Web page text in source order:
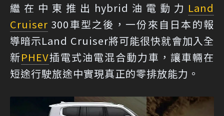
繼在中東推出hybrid油電動力 Land
Cruiser 300車型之後，一份來自日本的報
導暗示Land Cruiser將可能很快就會加入全
新PHEV插電式油電混合動力車，讓車輛在
短途行駛旅途中實現真正的零排放能力。